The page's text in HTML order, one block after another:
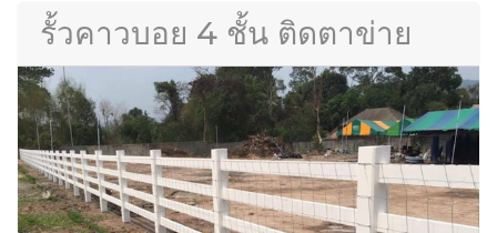
รั้วคาวบอย 4 ชั้น ติดตาข่าย